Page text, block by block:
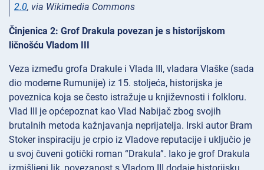
2.0, via Wikimedia Commons
Činjenica 2: Grof Drakula povezan je s historijskom
ličnošću Vladom III
Veza između grofa Drakule i Vlada III, vladara Vlaške (sada
dio moderne Rumunije) iz 15. stoljeća, historijska je
poveznica koja se često istražuje u književnosti i folkloru.
Vlad III je općepoznat kao Vlad Nabijač zbog svojih
brutalnih metoda kažnjavanja neprijatelja. Irski autor Bram
Stoker inspiraciju je crpio iz Vladove reputacije i uključio je
u svoj čuveni gotički roman “Drakula”. Iako je grof Drakula